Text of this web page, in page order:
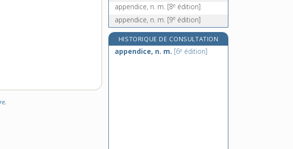
appendice, n. m. [8e édition]
appendice, n. m. [9e édition]
HISTORIQUE DE CONSULTATION
appendice, n. m. [6e édition]